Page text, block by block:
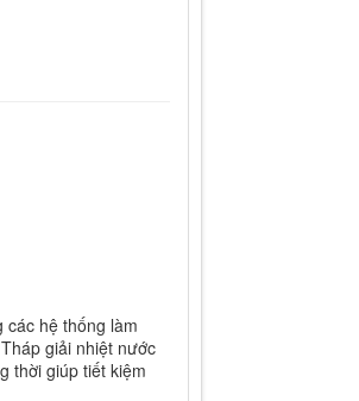
các hệ thống làm
giải nhiệt nước
thời giúp tiết kiệm